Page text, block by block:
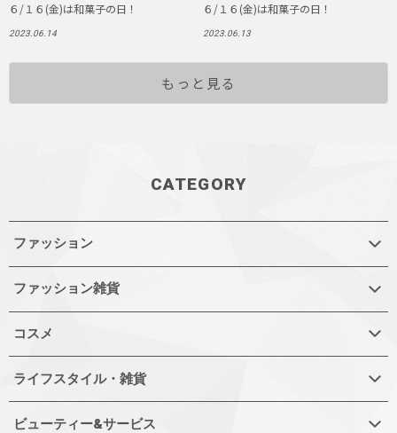
６/１６(金)は和菓子の日！
2023.06.14
６/１６(金)は和菓子の日！
2023.06.13
もっと見る
CATEGORY
ファッション
ファッション雑貨
コスメ
ライフスタイル・雑貨
ビューティー&サービス